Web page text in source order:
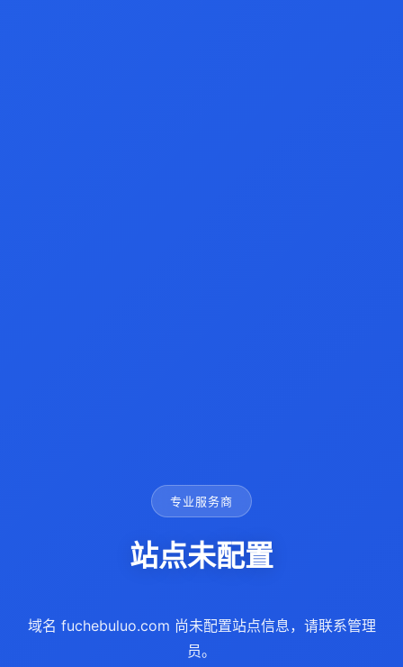
专业服务商
站点未配置
域名 fuchebuluo.com 尚未配置站点信息，请联系管理
员。